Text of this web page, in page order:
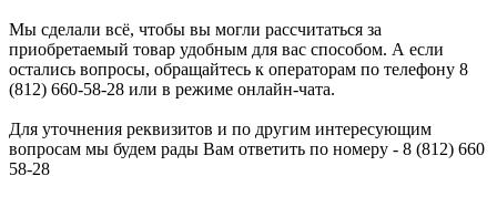
Мы сделали всё, чтобы вы могли рассчитаться за
приобретаемый товар удобным для вас способом. А если
остались вопросы, обращайтесь к операторам по телефону 8
(812) 660-58-28 или в режиме онлайн-чата.
Для уточнения реквизитов и по другим интересующим
вопросам мы будем рады Вам ответить по номеру - 8 (812) 660
58-28